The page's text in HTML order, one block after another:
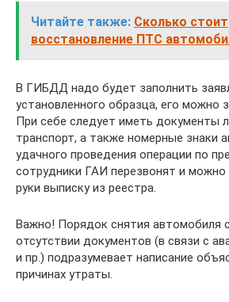
Читайте также: Сколько стоит
восстановление ПТС
В ГИБДД надо будет заполнить
установленного образца, его можно
При себе следует иметь документы
транспорт, а также номерные знаки
удачного проведения операции по
сотрудники ГАИ перезвонят и можно
руки выписку из реестра.
Важно! Порядок снятия автомобиля
отсутствии документов (в связи с
и пр.) подразумевает написание
причинах утраты.